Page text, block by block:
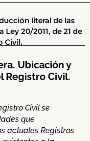
literal de las
20/2011, de 21 de
Civil.
Ubicación y
Registro Civil.
Civil se
que
actuales Registros